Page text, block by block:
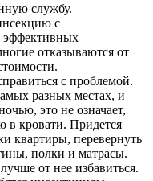
службу.
с
эффективных
отказываются от
с проблемой.
разных местах, и
это не означает,
в кровати. Придется
квартиры, перевернуть
полки и матрасы.
от нее избавиться.